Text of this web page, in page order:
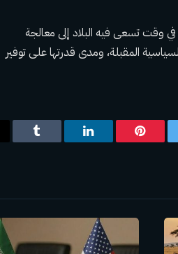
في وقت تسعى فيه البلاد إلى معالجة
المقبلة، ومدى قدرتها على توفير
بينتيريستلينكدإن Tumblr